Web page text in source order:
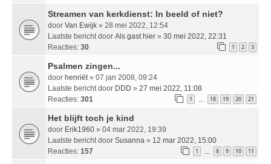
Streamen van kerkdienst: In beeld of niet?
door Van Ewijk » 28 mei 2022, 12:54
Laatste bericht door Als gast hier » 30 mei 2022, 22:31
Reacties: 30 1 2 3
Psalmen zingen...
door henriët » 07 jan 2008, 09:24
Laatste bericht door DDD » 27 mei 2022, 11:08
Reacties: 301 1 … 18 19 20 21
Het blijft toch je kind
door Erik1960 » 04 mar 2022, 19:39
Laatste bericht door Susanna » 12 mar 2022, 15:00
Reacties: 157 1 … 8 9 10 11